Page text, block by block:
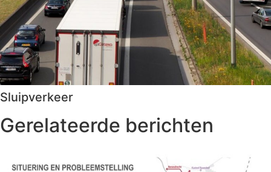
Sluipverkeer
Gerelateerde berichten